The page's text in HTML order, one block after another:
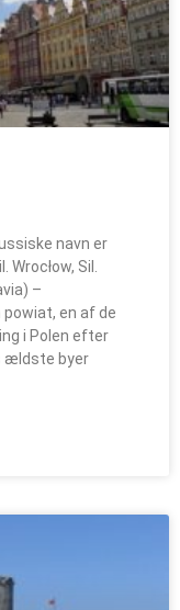
navn er
Sil.
–
powiat, en af de
i Polen efter
ældste byer